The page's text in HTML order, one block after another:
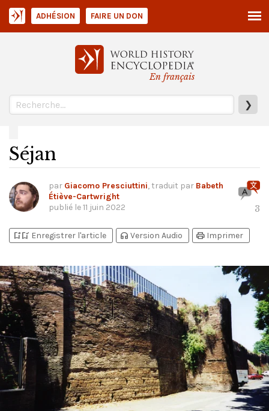
En français
❯
ADHÉSION FAIRE UN DON
Séjan
par Giacomo Presciuttini, traduit par Babeth
Étiève-Cartwright
publié le11 juin 2022 3
bookmark_addbookmark_added Enregistrer l'article headphones Version Audio print Imprimer